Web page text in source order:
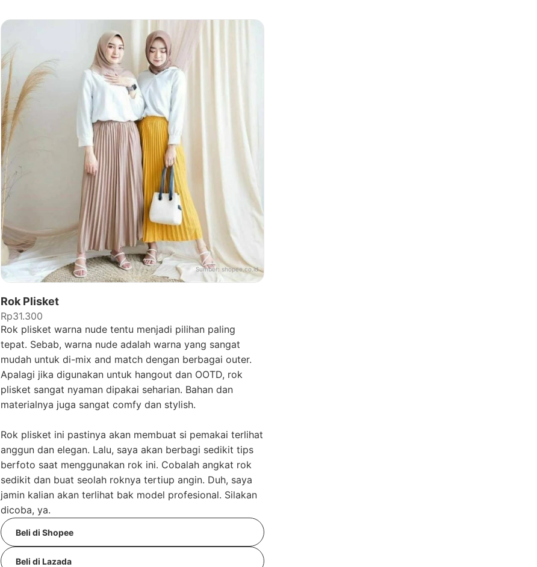
Sumber: shopee.co.id
Rok Plisket
Rp31.300
Rok plisket warna nude tentu menjadi pilihan paling
tepat. Sebab, warna nude adalah warna yang sangat
mudah untuk di-mix and match dengan berbagai outer.
Apalagi jika digunakan untuk hangout dan OOTD, rok
plisket sangat nyaman dipakai seharian. Bahan dan
materialnya juga sangat comfy dan stylish.
Rok plisket ini pastinya akan membuat si pemakai terlihat
anggun dan elegan. Lalu, saya akan berbagi sedikit tips
berfoto saat menggunakan rok ini. Cobalah angkat rok
sedikit dan buat seolah roknya tertiup angin. Duh, saya
jamin kalian akan terlihat bak model profesional. Silakan
dicoba, ya.
Beli di Shopee
Beli di Lazada